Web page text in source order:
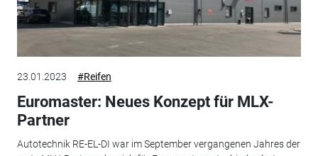
23.01.2023 #Reifen
Euromaster: Neues Konzept für MLX-
Partner
Autotechnik RE-EL-DI war im September vergangenen Jahres der